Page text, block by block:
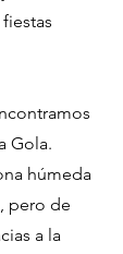
Gola.
húmeda
pero de
a la